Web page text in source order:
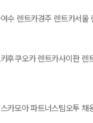
여수 렌트카경주 렌트카서울
후쿠오카 렌트카사이판 렌
카모아 파트너스팀오투 채